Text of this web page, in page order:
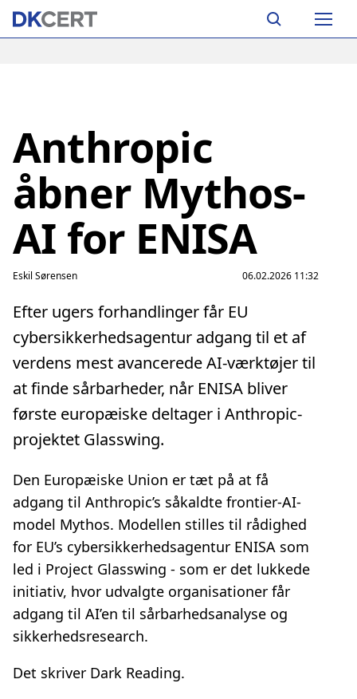
Skip
Main
Anthropic
åbner Mythos-
AI for ENISA
Eskil Sørensen 06.02.2026 11:32
Efter ugers forhandlinger får EU
cybersikkerhedsagentur adgang til et af
verdens mest avancerede AI-værktøjer til
at finde sårbarheder, når ENISA bliver
første europæiske deltager i Anthropic-
projektet Glasswing.
Den Europæiske Union er tæt på at få
adgang til Anthropic’s såkaldte frontier-AI-
model Mythos. Modellen stilles til rådighed
for EU’s cybersikkerhedsagentur ENISA som
led i Project Glasswing - som er det lukkede
initiativ, hvor udvalgte organisationer får
adgang til AI’en til sårbarhedsanalyse og
sikkerhedsresearch.
Det skriver Dark Reading.